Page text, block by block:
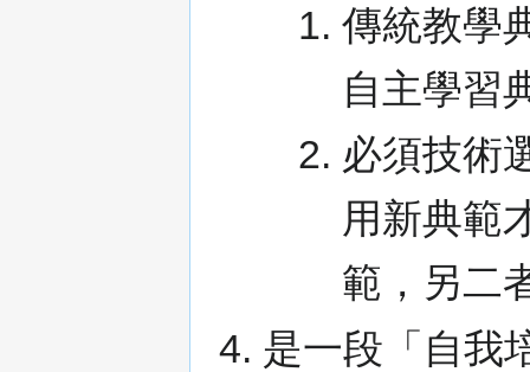
傳統教學
自主學習
必須技術
用新典範
範，另二
是一段「自我